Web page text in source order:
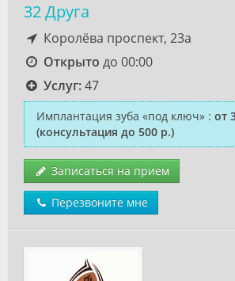
32 Друга
Королёва проспект, 23а
Открыто до 00:00
Услуг:47
Имплантация зуба «под ключ» : от
(консультация до 500 р.)
Записаться на прием
Перезвоните мне